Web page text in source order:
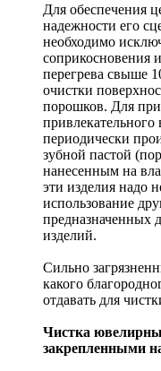
Для обеспечения
надежности его
необходимо
соприкосновения
перегрева свыше
очистки
порошков. Для
периодически
зубной пастой
нанесенным на
эти изделия надо
использование
предназначенных
изделий.
Сильно
какого
отдавать для
Чистка
закрепленными